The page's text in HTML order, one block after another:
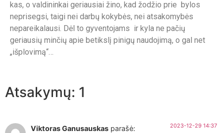
kas, o valdininkai geriausiai žino, kad žodžio prie bylos
neprisegsi, taigi nei darbų kokybės, nei atsakomybės
nepareikalausi. Dėl to gyventojams ir kyla ne pačių
geriausių minčių apie betikslį pinigų naudojimą, o gal net
„išplovimą“…
Atsakymų: 1
Viktoras Ganusauskas parašė: 2023-12-29 14:37